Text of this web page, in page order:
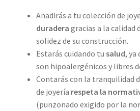
Añadirás a tu colección de
duradera gracias a la calidad
solidez de su construcción.
Estarás cuidando tu salud, ya
son hipoalergénicos y libres
Contarás con la tranquilidad
de joyería respeta la
(punzonado exigido por la